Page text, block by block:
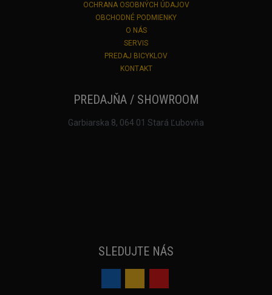
OCHRANA OSOBNÝCH ÚDAJOV
OBCHODNÉ PODMIENKY
O NÁS
SERVIS
PREDAJ BICYKLOV
KONTAKT
PREDAJŇA / SHOWROOM
Garbiarska 8, 064 01 Stará Ľubovňa
SLEDUJTE NÁS